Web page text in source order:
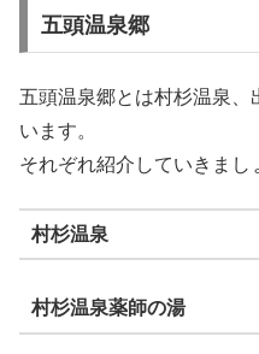
五頭温泉郷
五頭温泉郷とは村杉温泉
います。
それぞれ紹介していきまし
村杉温泉
村杉温泉薬師の湯